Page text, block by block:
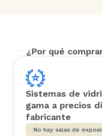
¿Por qué
Sistemas de
gama a precios
fabricante
No hay salas de